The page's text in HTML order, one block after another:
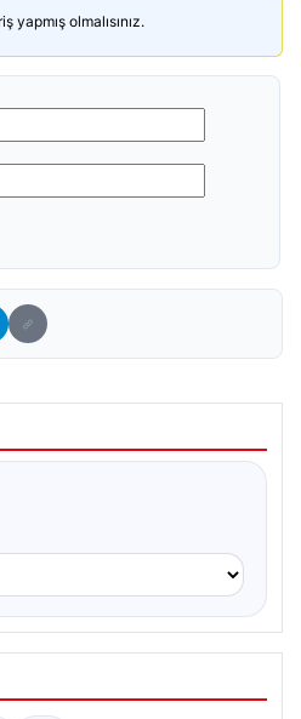
yapmış olmalısınız.